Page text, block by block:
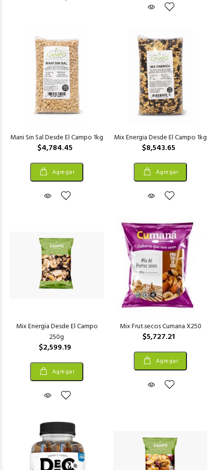
Mani Sin Sal Desde El Campo 1kg
$4,784.45
Agregar
Mix Energia Desde El Campo 1kg
$8,543.65
Agregar
Mix Energia Desde El Campo
250g
$2,599.19
Agregar
Mix Frut.secos Cumana X250
$5,727.21
Agregar